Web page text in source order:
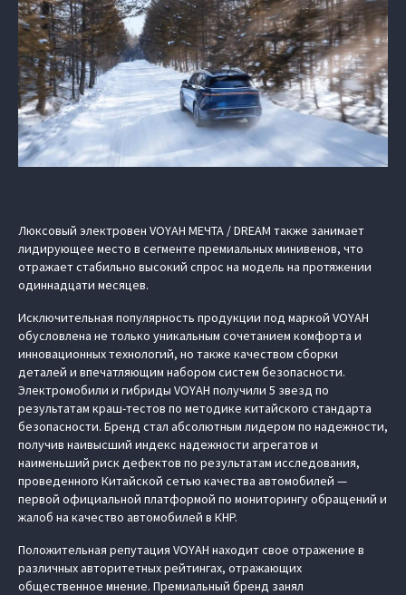
Люксовый электровен VOYAH МЕЧТА / DREAM также занимает
лидирующее место в сегменте премиальных минивенов, что
отражает стабильно высокий спрос на модель на протяжении
одиннадцати месяцев.
Исключительная популярность продукции под маркой VOYAH
обусловлена не только уникальным сочетанием комфорта и
инновационных технологий, но также качеством сборки
деталей и впечатляющим набором систем безопасности.
Электромобили и гибриды VOYAH получили 5 звезд по
результатам краш-тестов по методике китайского стандарта
безопасности. Бренд стал абсолютным лидером по надежности,
получив наивысший индекс надежности агрегатов и
наименьший риск дефектов по результатам исследования,
проведенного Китайской сетью качества автомобилей —
первой официальной платформой по мониторингу обращений и
жалоб на качество автомобилей в КНР.
Положительная репутация VOYAH находит свое отражение в
различных авторитетных рейтингах, отражающих
общественное мнение. Премиальный бренд занял